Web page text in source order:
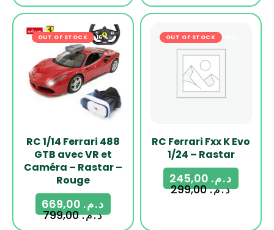
OUT OF STOCK -16%
RC 1/14 Ferrari 488
GTB avec VR et
Caméra – Rastar –
Rouge
د.م.799,00
د.م.
OUT OF STOCK -18%
RC Ferrari Fxx K Evo
1/24 – Rastar
د.م.299,00
د.م.